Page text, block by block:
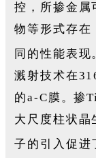
控，所掺金属
物等形式存在
同的性能表现
溅射技术在
的a-C膜。掺
大尺度柱状晶
子的引入促进